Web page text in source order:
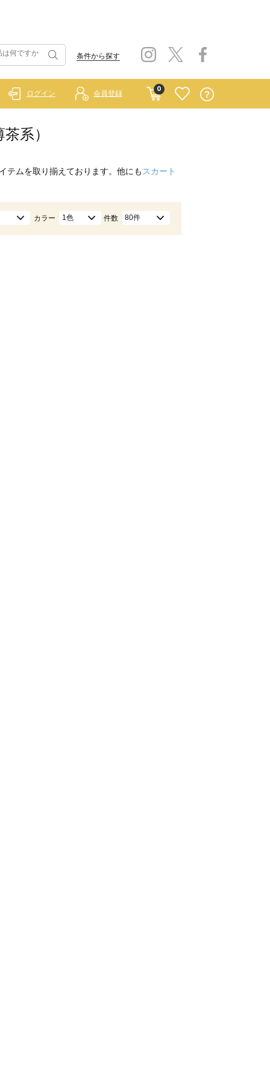
条件から探す
0
ログイン 会員登録
系）
テムを取り揃えております。他にも スカート
カラー 1色 件数 80件